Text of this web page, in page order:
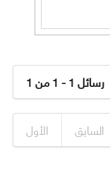
رسائل 1 - 1 من 1
الأول السابق